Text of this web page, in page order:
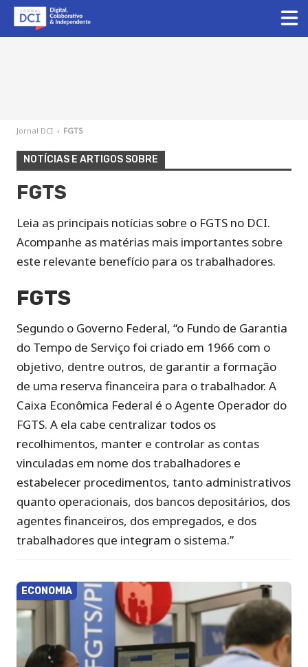
Jornal DCI › FGTS
NOTÍCIAS E ARTIGOS SOBRE
FGTS
Leia as principais notícias sobre o FGTS no DCI.
Acompanhe as matérias mais importantes sobre
este relevante benefício para os trabalhadores.
FGTS
Segundo o Governo Federal, “o Fundo de Garantia
do Tempo de Serviço foi criado em 1966 com o
objetivo, dentre outros, de garantir a formação
de uma reserva financeira para o trabalhador. A
Caixa Econômica Federal é o Agente Operador do
FGTS. A ela cabe centralizar todos os
recolhimentos, manter e controlar as contas
vinculadas em nome dos trabalhadores e
estabelecer procedimentos, tanto administrativos
quanto operacionais, dos bancos depositários, dos
agentes financeiros, dos empregados, e dos
trabalhadores que integram o sistema.”
ECONOMIA